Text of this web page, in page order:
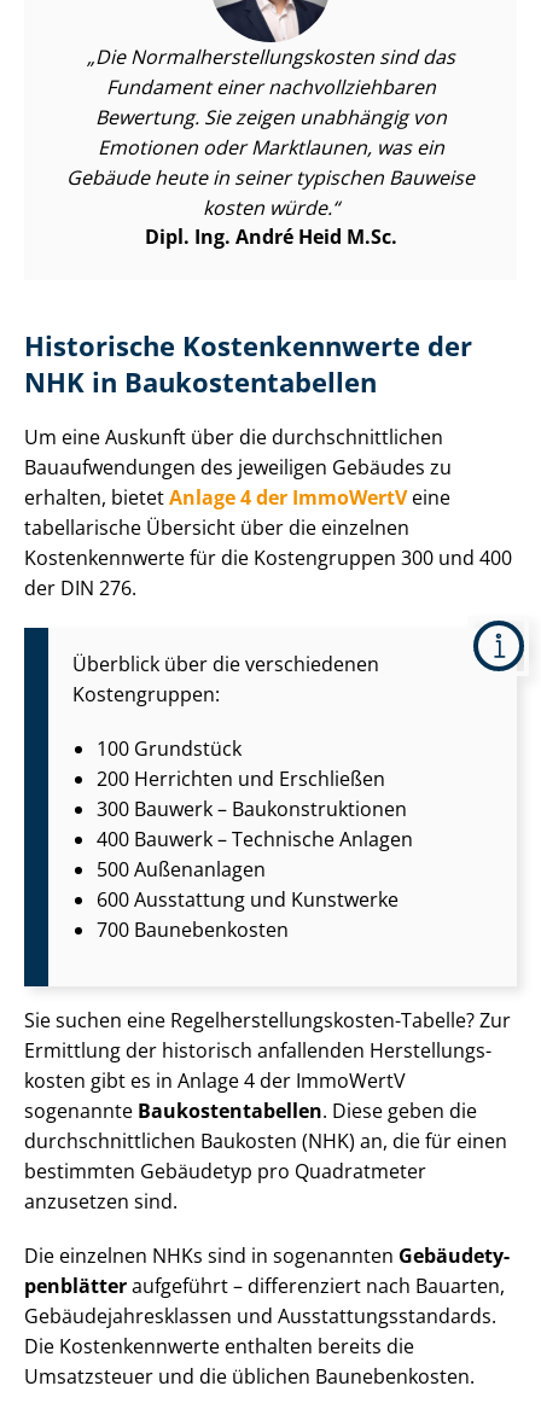
Die Nor­mal­her­stel­lungs­kos­ten sind das
Fundament einer nach­voll­zieh­ba­ren
Bewertung. Sie zeigen unabhängig von
Emotionen oder Marktlaunen, was ein
Gebäude heute in seiner typischen Bauweise
kosten würde.
Dipl. Ing. André Heid M.Sc.
Historische Kostenkennwerte der
NHK in Bau­kos­ten­ta­bel­len
Um eine Auskunft über die durch­schnitt­li­chen
Bauaufwendungen des jeweiligen Gebäudes zu
erhalten, bietetAnlage 4 der ImmoWertVeine
tabellarische Übersicht über die einzelnen
Kostenkennwerte für die Kostengruppen 300 und 400
der DIN 276.
Überblick über die verschiedenen
Kostengruppen:
100 Grundstück
200 Herrichten und Erschließen
300 Bauwerk – Bau­kon­struk­tio­nen
400 Bauwerk – Technische Anlagen
500 Außenanlagen
600 Ausstattung und Kunstwerke
700 Baunebenkosten
Sie suchen eine Re­gel­her­stel­lungs­kos­ten-Tabelle? Zur
Ermittlung der historisch anfallenden Her­stel­lungs­
kos­ten gibt es in Anlage 4 der ImmoWertV
sogenannte Bau­kos­ten­ta­bel­len. Diese geben die
durch­schnitt­li­chen Baukosten (NHK) an, die für einen
bestimmten Gebäudetyp pro Quadratmeter
anzusetzen sind.
Die einzelnen NHKs sind in sogenannten Ge­bäu­de­ty­
pen­blät­teraufgeführt – differenziert nach Bauarten,
Ge­bäu­de­jah­res­klas­sen und Aus­stat­tungs­stan­dards.
Die Kostenkennwerte enthalten bereits die
Umsatzsteuer und die üblichen Baunebenkosten.